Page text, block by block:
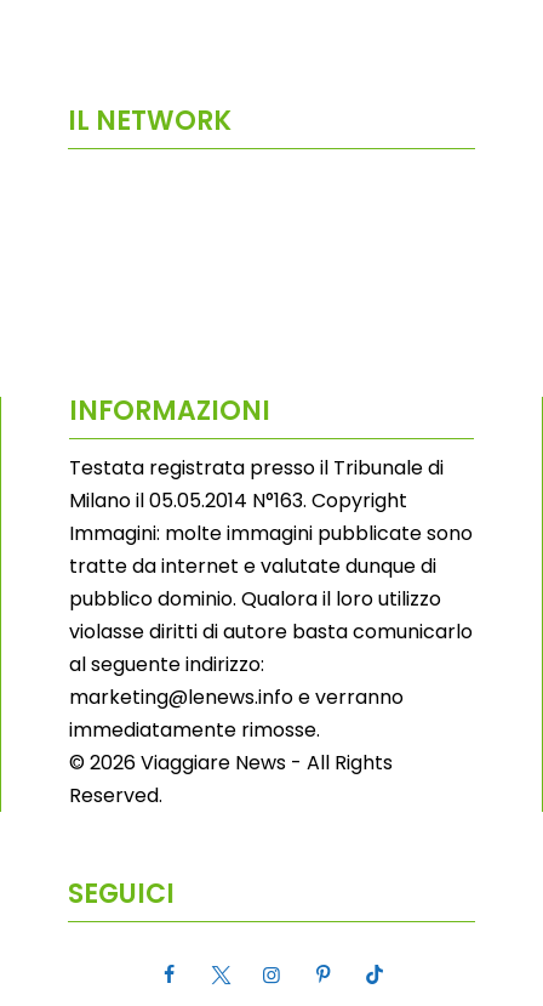
IL NETWORK
INFORMAZIONI
Testata registrata presso il Tribunale di
Milano il 05.05.2014 N°163. Copyright
Immagini: molte immagini pubblicate sono
tratte da internet e valutate dunque di
pubblico dominio. Qualora il loro utilizzo
violasse diritti di autore basta comunicarlo
al seguente indirizzo:
marketing@lenews.info e verranno
immediatamente rimosse.
© 2026 Viaggiare News - All Rights
Reserved.
SEGUICI